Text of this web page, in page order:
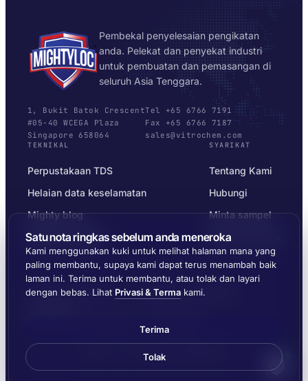
Pembekal penyelesaian pengikatan
anda. Pelekat dan penyekat industri
untuk pembuatan dan pemasangan di
seluruh Asia Tenggara.
1, Bukit Batok Crescent
#05-40 WCEGA Plaza
Singapore 658064
Tel +65 6766 7191
Fax +65 6766 7187
sales@vitrochem.com
TEKNIKAL
Perpustakaan TDS
Helaian data keselamatan
Mighty blog
Pemilih substrat
SYARIKAT
Tentang Kami
Hubungi
Minta sampel
Privasi & Terma
© 2026 MIGHTYLOC™ · VITROCHEM TECHNOLOGY ·
Satu nota ringkas sebelum anda meneroka
Kami menggunakan kuki untuk melihat halaman mana yang
paling membantu, supaya kami dapat terus menambah baik
laman ini. Terima untuk membantu, atau tolak dan layari
dengan bebas. Lihat Privasi & Terma kami.
Terima
Tolak